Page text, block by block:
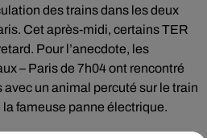
des trains dans les deux
Cet après-midi, certains TER
Pour l’anecdote, les
– Paris de 7h04 ont rencontré
un animal percuté sur le train
fameuse panne électrique.